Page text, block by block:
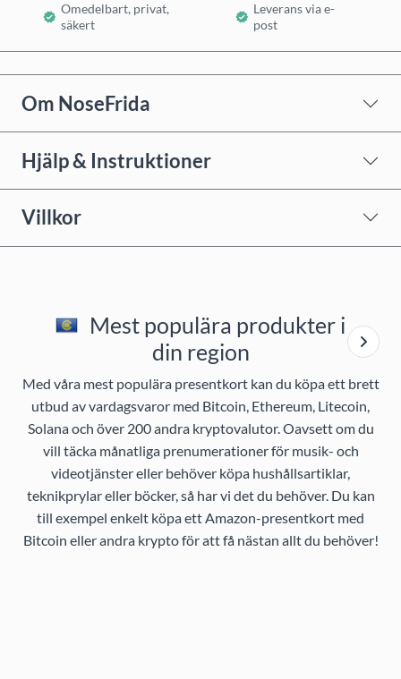
Omedelbart, privat,
säkert
Leverans via e-
post
Om NoseFrida
Hjälp & Instruktioner
Villkor
Mest populära produkter i
din region
Med våra mest populära presentkort kan du köpa ett brett
utbud av vardagsvaror med Bitcoin, Ethereum, Litecoin,
Solana och över 200 andra kryptovalutor. Oavsett om du
vill täcka månatliga prenumerationer för musik- och
videotjänster eller behöver köpa hushållsartiklar,
teknikprylar eller böcker, så har vi det du behöver. Du kan
till exempel enkelt köpa ett Amazon-presentkort med
Bitcoin eller andra krypto för att få nästan allt du behöver!